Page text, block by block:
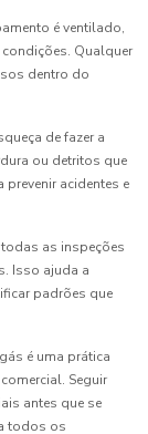
é ventilado,
Qualquer
dentro do
de fazer a
ou detritos que
acidentes e
as inspeções
Isso ajuda a
padrões que
é uma prática
Seguir
antes que se
todos os